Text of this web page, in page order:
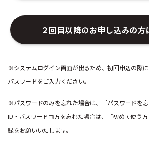
２回目以降のお申し込みの方
※システムログイン画面が出るため、初回申込の際
パスワードをご入力ください。
※パスワードのみを忘れた場合は、「パスワードを忘
ID・パスワード両方を忘れた場合は、「初めて使う
録をお願いいたします。